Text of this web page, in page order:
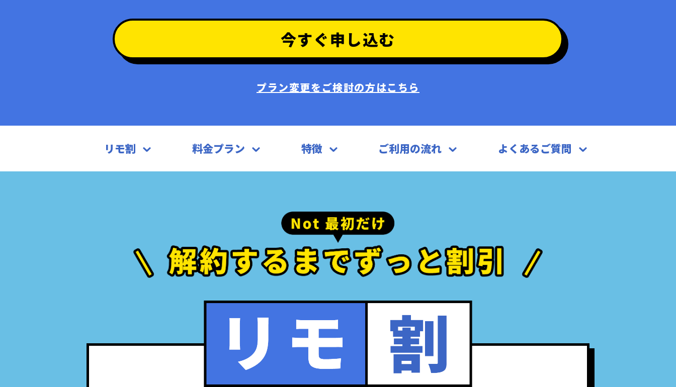
今すぐ申し込む
プラン変更をご検討の方はこちら
リモ割 料金プラン 特徴 ご利用の流れ よくあるご質問